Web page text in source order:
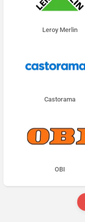
Leroy Merlin
Castorama
OBI